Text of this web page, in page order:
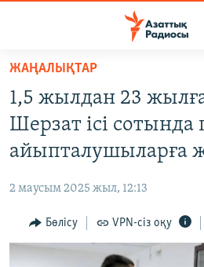
Skip
main
content
Skip
to
main
Navigation
to
Search
САЯСАТ
AZATTYQTV
АДАМ ҚҰҚЫҚТАРЫ
ӘЛЕУМЕТ
ӘЛЕМ
ЖАҢАЛЫҚТАР
1,5 жылдан 23
Шерзат ісі сотында
айыпталушыларға
2 маусым 2025 жыл, 12:13
Бөлісу VPN-сіз оқу